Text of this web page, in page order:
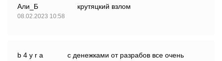
Али_Б
08.02.2023 10:58
крутяцкий взлом
b 4 y r a
с денежками от разрабов все очень